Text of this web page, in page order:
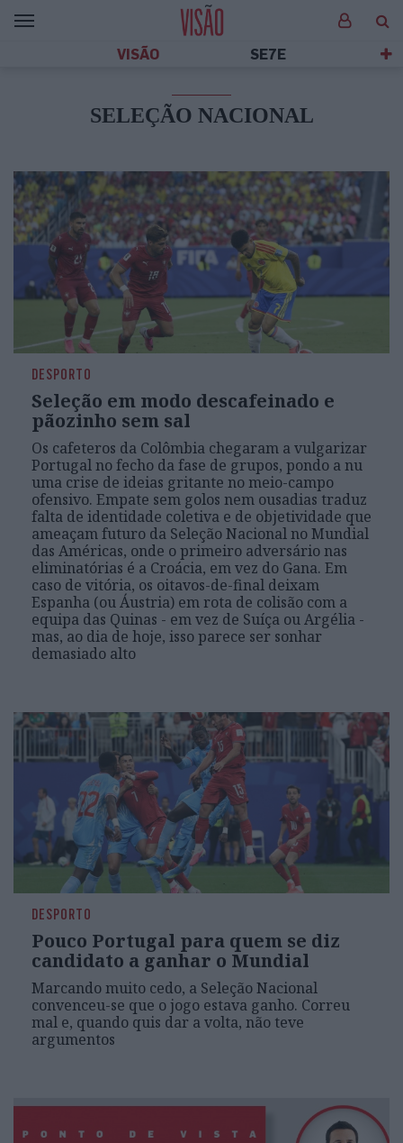
VISÃO SE7E
SELEÇÃO NACIONAL
DESPORTO
Seleção em modo descafeinado e
pãozinho sem sal
Os cafeteros da Colômbia chegaram a vulgarizar
Portugal no fecho da fase de grupos, pondo a nu
uma crise de ideias gritante no meio-campo
ofensivo. Empate sem golos nem ousadias traduz
falta de identidade coletiva e de objetividade que
ameaçam futuro da Seleção Nacional no Mundial
das Américas, onde o primeiro adversário nas
eliminatórias é a Croácia, em vez do Gana. Em
caso de vitória, os oitavos-de-final deixam
Espanha (ou Áustria) em rota de colisão com a
equipa das Quinas - em vez de Suíça ou Argélia -
mas, ao dia de hoje, isso parece ser sonhar
demasiado alto
DESPORTO
Pouco Portugal para quem se diz
candidato a ganhar o Mundial
Marcando muito cedo, a Seleção Nacional
convenceu-se que o jogo estava ganho. Correu
mal e, quando quis dar a volta, não teve
argumentos